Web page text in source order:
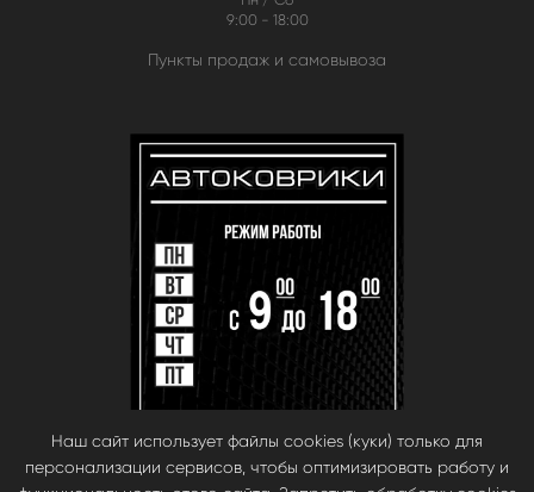
9:00 - 18:00
Пункты продаж и самовывоза
Наш сайт использует файлы cookies (куки) только для
персонализации сервисов, чтобы оптимизировать работу и